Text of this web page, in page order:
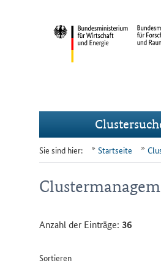
Navigation
Sie sind hier: Startseite
Anzahl der Einträge: 36
Sortieren